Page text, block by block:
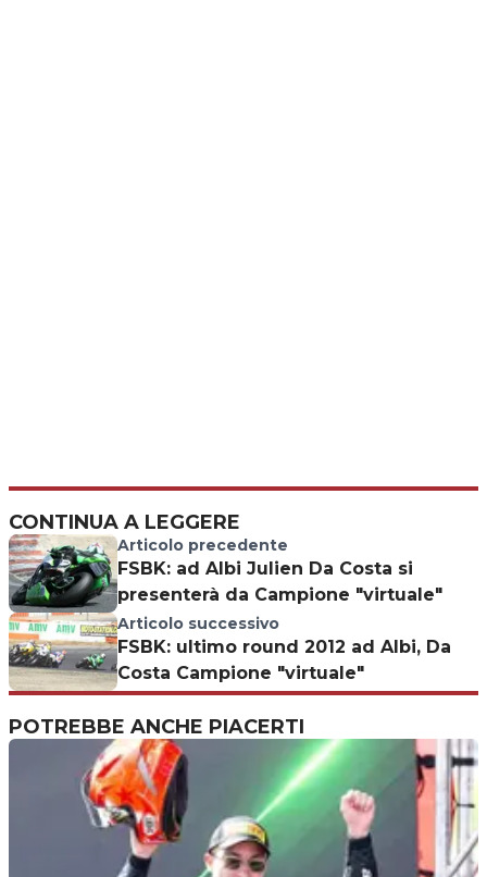
CONTINUA A LEGGERE
Articolo precedente
FSBK: ad Albi Julien Da Costa si
presenterà da Campione "virtuale"
Articolo successivo
FSBK: ultimo round 2012 ad Albi, Da
Costa Campione "virtuale"
POTREBBE ANCHE PIACERTI